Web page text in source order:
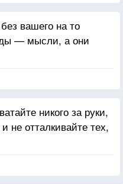
вашего на то
— мысли, а они
никого за руки,
не отталкивайте тех,